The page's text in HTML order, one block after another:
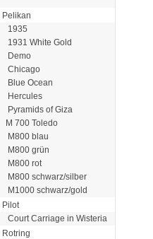
Pelikan
1935
1931 White Gold
Demo
Chicago
Blue Ocean
Hercules
Pyramids of Giza
M 700 Toledo
M800 blau
M800 grün
M800 rot
M800 schwarz/silber
M1000 schwarz/gold
Pilot
Court Carriage in Wisteria
Rotring